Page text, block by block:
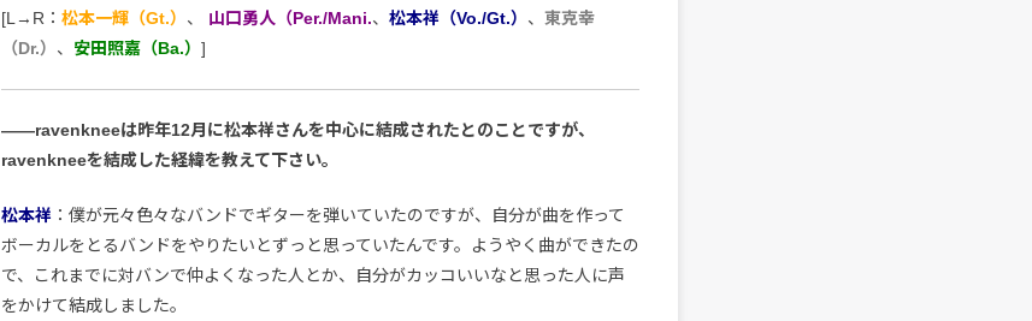
[L→R： 松本一輝（Gt.） 、 山口勇人（Per./Mani.、 松本祥（Vo./Gt.） 、 東克幸
（Dr.） 、 安田照嘉（Ba.） ]
――ravenkneeは昨年12月に松本祥さんを中心に結成されたとのことですが、
ravenkneeを結成した経緯を教えて下さい。
松本祥 ：僕が元々色々なバンドでギターを弾いていたのですが、自分が曲を作って
ボーカルをとるバンドをやりたいとずっと思っていたんです。ようやく曲ができたの
で、これまでに対バンで仲よくなった人とか、自分がカッコいいなと思った人に声
をかけて結成しました。